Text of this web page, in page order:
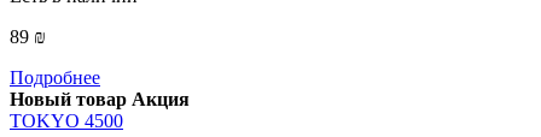
89 ₪
Подробнее
Новый товар Акция
TOKYO 4500